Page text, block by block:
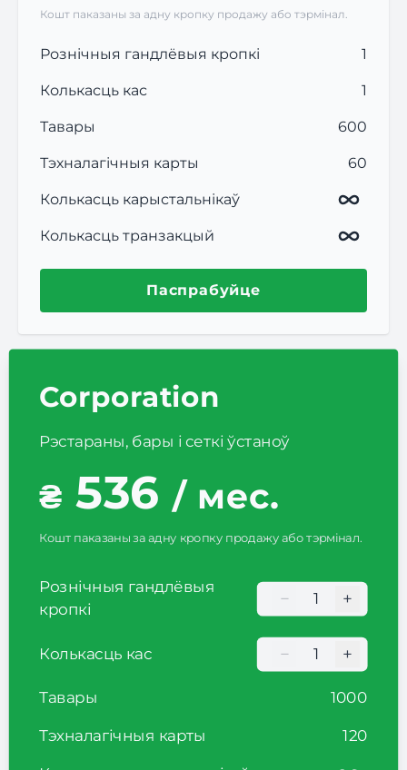
Кошт паказаны за адну кропку продажу або тэрмінал.
Рознічныя гандлёвыя кропкі 1
Колькасць кас 1
Тавары 600
Тэхналагічныя карты 60
Колькасць карыстальнікаў
Колькасць транзакцый
Паспрабуйце
Corporation
Рэстараны, бары і сеткі ўстаноў
₴ 536/ мес.
Кошт паказаны за адну кропку продажу або тэрмінал.
Рознічныя гандлёвыя
кропкі
Кількість
− +
Колькасць кас
Кількість
− +
Тавары 1000
Тэхналагічныя карты 120